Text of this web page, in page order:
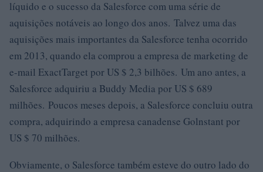
líquido e o sucesso da Salesforce com uma série de
aquisições notáveis ​​ao longo dos anos. Talvez uma das
aquisições mais importantes da Salesforce tenha ocorrido
em 2013, quando ela comprou a empresa de marketing de
e-mail ExactTarget por US $ 2,3 bilhões. Um ano antes, a
Salesforce adquiriu a Buddy Media por US $ 689
milhões. Poucos meses depois, a Salesforce concluiu outra
compra, adquirindo a empresa canadense Golnstant por
US $ 70 milhões.
Obviamente, o Salesforce também esteve do outro lado do